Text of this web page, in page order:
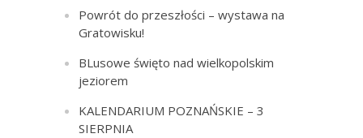
Powrót do przeszłości – wystawa na
Gratowisku!
BLusowe święto nad wielkopolskim
jeziorem
KALENDARIUM POZNAŃSKIE – 3
SIERPNIA